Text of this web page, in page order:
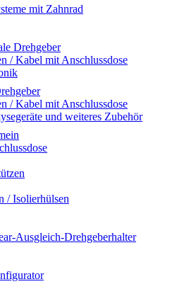
mit Zahnrad
Drehgeber
/ Kabel mit Anschlussdose
/ Kabel mit Anschlussdose
und weiteres Zubehör
/ Isolierhülsen
Ausgleich-Drehgeberhalter